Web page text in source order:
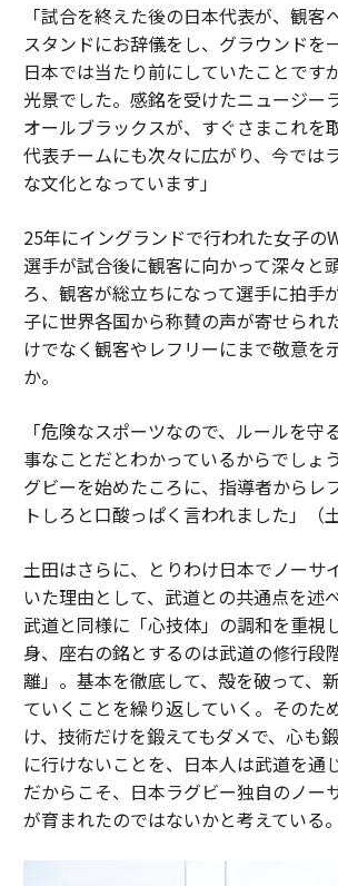
「試合を終えた後の日本代表が、観客
スタンドにお辞儀をし、グラウンドを
日本では当たり前にしていたことです
光景でした。感銘を受けたニュージー
オールブラックスが、すぐさまこれを
代表チームにも次々に広がり、今では
な文化となっています」
25年にイングランドで行われた女子の
選手が試合後に観客に向かって深々と
ろ、観客が総立ちになって選手に拍手
子に世界各国から称賛の声が寄せられ
けでなく観客やレフリーにまで敬意を
か。
「危険なスポーツなので、ルールを守
事なことだとわかっているからでしょ
グビーを始めたころに、指導者からレ
トしろと口酸っぱく言われました」（土
土田はさらに、とりわけ日本でノーサ
いた理由として、武道との共通点を述
武道と同様に「心技体」の調和を重視
身、座右の銘とするのは武道の修行段
離」。基本を徹底して、殻を破って、
ていくことを繰り返していく。そのた
け、技術だけを鍛えてもダメで、心も
に行けないことを、日本人は武道を通
だからこそ、日本ラグビー独自のノー
が育まれたのではないかと考えている。